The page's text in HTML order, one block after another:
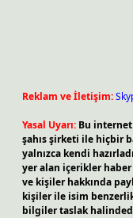
Reklam ve İletişim:
Yasal Uyarı: Bu
şahıs şirketi ile hiçbir
yalnızca kendi
yer alan içerikler
ve kişiler hakkında
kişiler ile isim
bilgiler taslak